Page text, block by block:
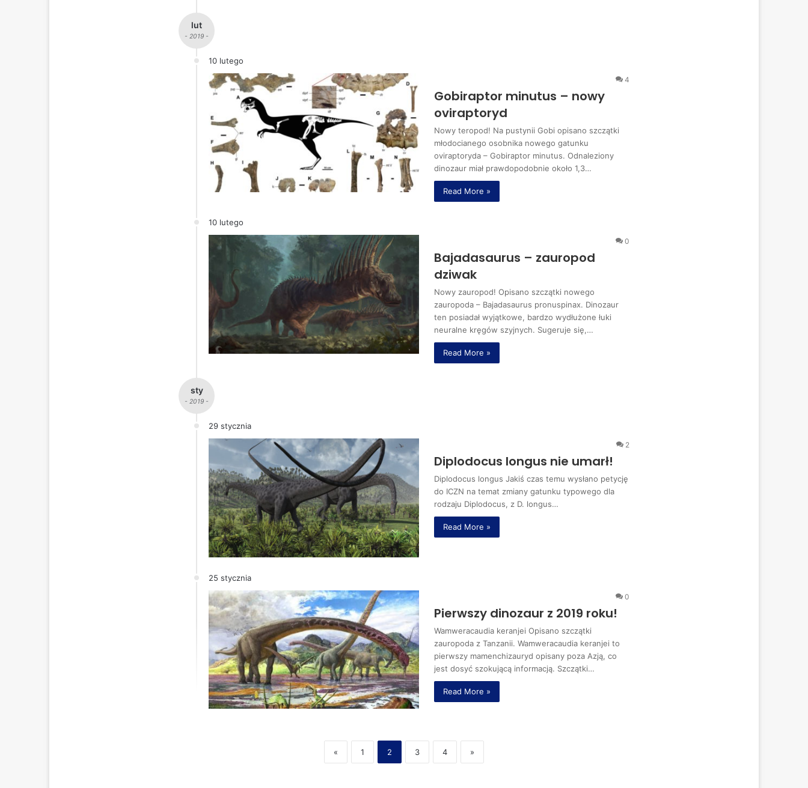
lut
- 2019 -
10 lutego
4
Gobiraptor minutus – nowy
oviraptoryd
Nowy teropod! Na pustynii Gobi opisano szczątki
młodocianego osobnika nowego gatunku
oviraptoryda – Gobiraptor minutus. Odnaleziony
dinozaur miał prawdopodobnie około 1,3…
Read More »
10 lutego
0
Bajadasaurus – zauropod
dziwak
Nowy zauropod! Opisano szczątki nowego
zauropoda – Bajadasaurus pronuspinax. Dinozaur
ten posiadał wyjątkowe, bardzo wydłużone łuki
neuralne kręgów szyjnych. Sugeruje się,…
Read More »
sty
- 2019 -
29 stycznia
2
Diplodocus longus nie umarł!
Diplodocus longus Jakiś czas temu wysłano petycję
do ICZN na temat zmiany gatunku typowego dla
rodzaju Diplodocus, z D. longus…
Read More »
25 stycznia
0
Pierwszy dinozaur z 2019 roku!
Wamweracaudia keranjei Opisano szczątki
zauropoda z Tanzanii. Wamweracaudia keranjei to
pierwszy mamenchizauryd opisany poza Azją, co
jest dosyć szokującą informacją. Szczątki…
Read More »
« 1 2 3 4 »